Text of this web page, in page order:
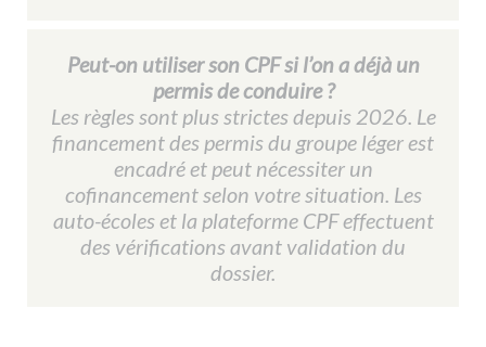
Peut-on utiliser son CPF si l’on a déjà un
permis de conduire ?
Les règles sont plus strictes depuis 2026. Le
financement des permis du groupe léger est
encadré et peut nécessiter un
cofinancement selon votre situation. Les
auto-écoles et la plateforme CPF effectuent
des vérifications avant validation du
dossier.